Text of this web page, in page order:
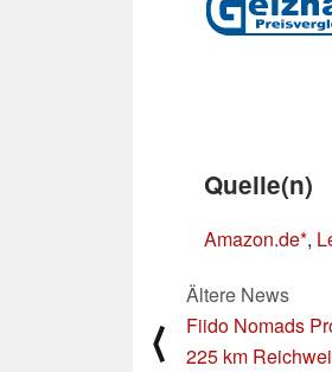
Quelle(n)
Amazon.de ,
⟨
Ältere News
Fiido Nomads
225 km